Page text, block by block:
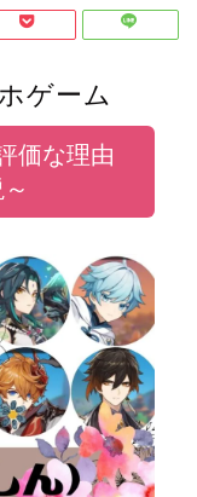
ゲーム
価な理由